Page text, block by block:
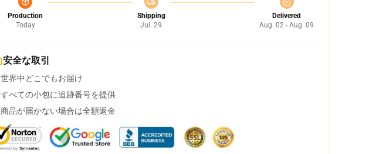
Production
Today
Shipping
Jul. 29
Delivered
Aug. 02 - Aug. 09
安全な取引
世界中どこでもお届け
すべての小包に追跡番号を提供
商品が届かない場合は全額返金